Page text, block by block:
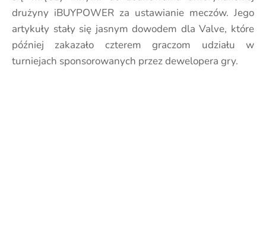
drużyny iBUYPOWER za ustawianie meczów. Jego
artykuły stały się jasnym dowodem dla Valve, które
później zakazało czterem graczom udziału w
turniejach sponsorowanych przez dewelopera gry.